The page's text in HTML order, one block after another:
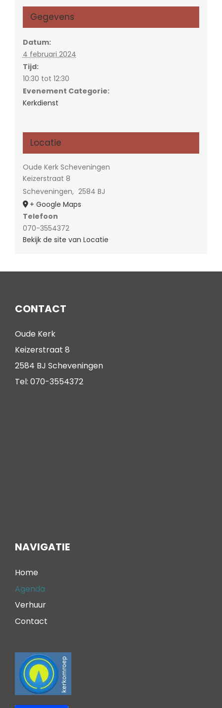
Gegevens
Datum:
4 februari 2024
Tijd:
10:30 tot 12:30
Evenement Categorie:
Kerkdienst
Locatie
Oude Kerk Scheveningen
Keizerstraat 8
Scheveningen, 2584 BJ
+ Google Maps
Telefoon
070-3554372
Bekijk de site van Locatie
CONTACT
Oude Kerk
Keizerstraat 8
2584 BJ Scheveningen
Tel: 070-3554372
NAVIGATIE
Home
Agenda
Verhuur
Contact